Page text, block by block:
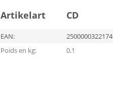
Artikelart CD
EAN:
2500000322174
Poids en kg:
0.1